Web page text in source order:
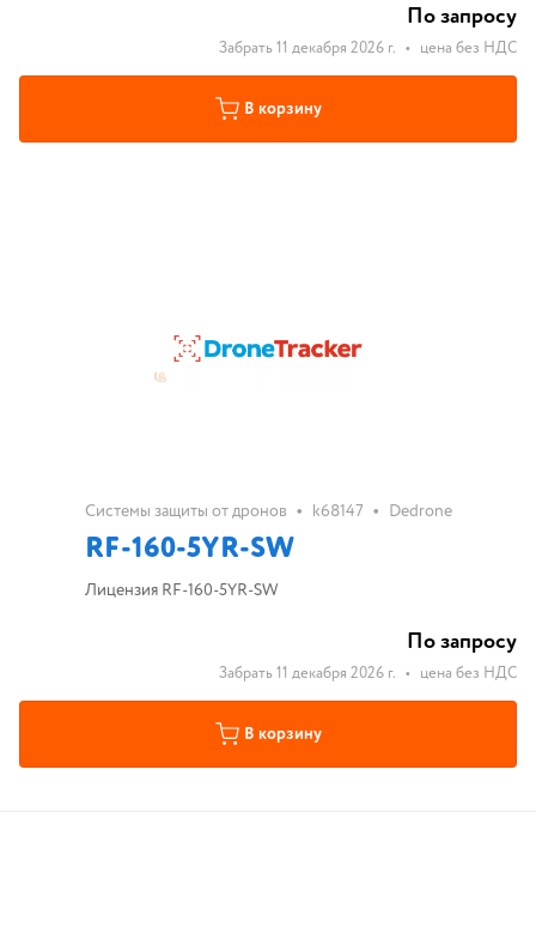
По запросу
Забрать 11 декабря 2026 г. • цена без НДС
В корзину
Системы защиты от дронов • k68147 • Dedrone
RF-160-5YR-SW
Лицензия RF-160-5YR-SW
По запросу
Забрать 11 декабря 2026 г. • цена без НДС
В корзину